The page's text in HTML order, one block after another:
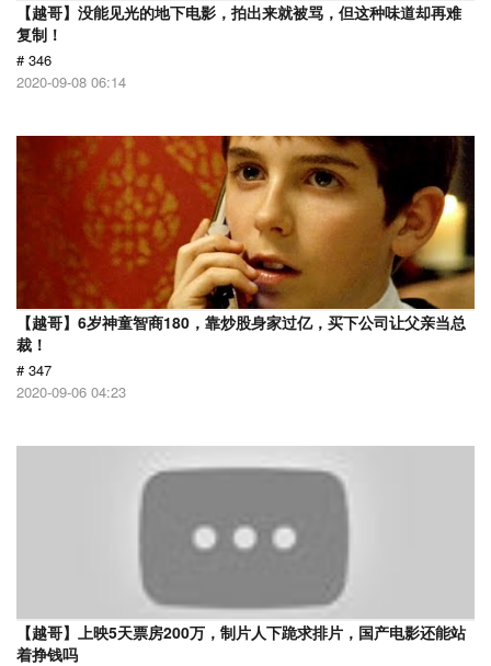
【越哥】没能见光的地下电影，拍出来就被骂，但这种味道却再难
复制！
# 346
2020-09-08 06:14
【越哥】6岁神童智商180，靠炒股身家过亿，买下公司让父亲当总
裁！
# 347
2020-09-06 04:23
【越哥】上映5天票房200万，制片人下跪求排片，国产电影还能站
着挣钱吗